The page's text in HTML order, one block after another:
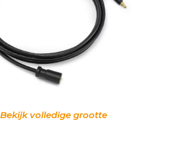
Bekijk volledige grootte